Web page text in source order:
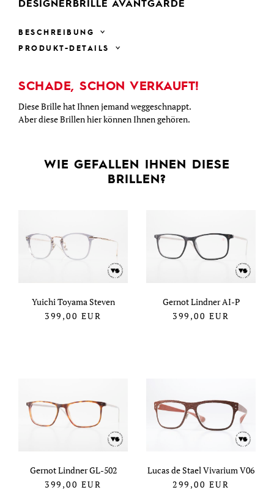
DESIGNERBRILLE AVANTGARDE
BESCHREIBUNG
PRODUKT-DETAILS
SCHADE, SCHON VERKAUFT!
Diese Brille hat Ihnen jemand weggeschnappt.
Aber diese Brillen hier können Ihnen gehören.
WIE GEFALLEN IHNEN DIESE
BRILLEN?
Yuichi Toyama Steven
399,00 EUR
Gernot Lindner AI-P
399,00 EUR
Gernot Lindner GL-502
399,00 EUR
Lucas de Stael Vivarium V06
299,00 EUR